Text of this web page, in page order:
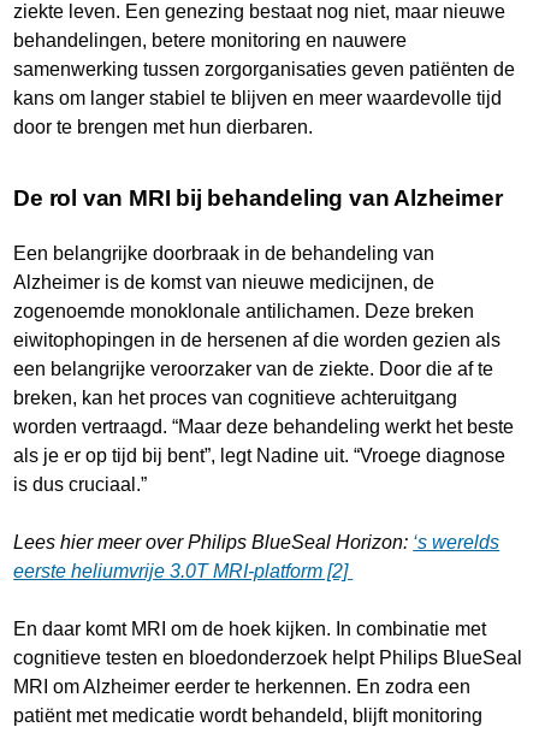
ziekte leven. Een genezing bestaat nog niet, maar nieuwe
behandelingen, betere monitoring en nauwere
samenwerking tussen zorgorganisaties geven patiënten de
kans om langer stabiel te blijven en meer waardevolle tijd
door te brengen met hun dierbaren.
De rol van MRI bij behandeling van Alzheimer
Een belangrijke doorbraak in de behandeling van
Alzheimer is de komst van nieuwe medicijnen, de
zogenoemde monoklonale antilichamen. Deze breken
eiwitophopingen in de hersenen af die worden gezien als
een belangrijke veroorzaker van de ziekte. Door die af te
breken, kan het proces van cognitieve achteruitgang
worden vertraagd. “Maar deze behandeling werkt het beste
als je er op tijd bij bent”, legt Nadine uit. “Vroege diagnose
is dus cruciaal.”
Lees hier meer over Philips BlueSeal Horizon: ‘s werelds
eerste heliumvrije 3.0T MRI-platform [2]
En daar komt MRI om de hoek kijken. In combinatie met
cognitieve testen en bloedonderzoek helpt Philips BlueSeal
MRI om Alzheimer eerder te herkennen. En zodra een
patiënt met medicatie wordt behandeld, blijft monitoring